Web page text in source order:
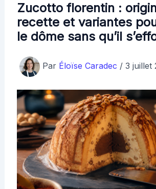
Zucotto florentin :
recette et variantes
le dôme sans qu’il
Par Éloïse Caradec / 3 juillet